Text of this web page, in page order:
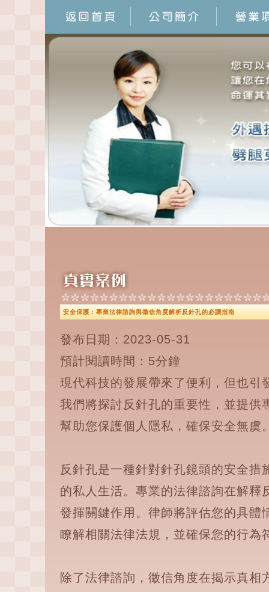
安全保護：專業法律諮詢與徵信角度解析反針孔的必讀指南
發布日期：2023-05-31
預計閱讀時間：5分鐘
現代科技的發展帶來了便利，但也引
我們將探討反針孔的重要性，並提供
幫助您保護個人隱私，確保安全無虞
反針孔是一種針對針孔鏡頭的安全
的私人生活。專業的法律諮詢在解
發揮關鍵作用。律師將評估您的具體
瞭解相關法律法規，並確保您的行為
除了法律諮詢，徵信角度在揭示真